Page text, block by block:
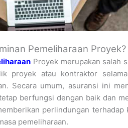
Pemeliharaan Proyek?
Proyek merupakan salah
proyek atau kontraktor
Secara umum, asuransi ini
berfungsi dengan baik dan
perlindungan terhadap
pemeliharaan.